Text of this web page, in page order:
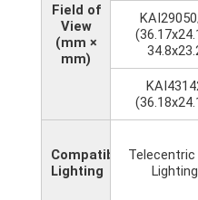
Field of
View
(mm ×
mm)
Compatible
Lighting
Telecentric
Lighting